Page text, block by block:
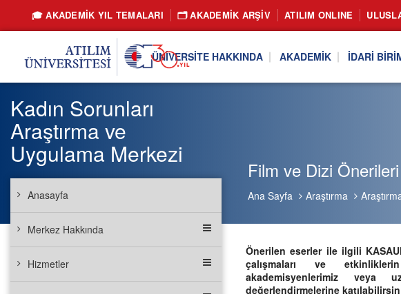
🎓 AKADEMİK YIL TEMALARI 🗂️ AKADEMIK ARŞIV ATILIM ONLINE
ÜNIVERSITE HAKKINDA AKADEMIK İDARI
Film ve Dizi Önerileri
Ana Sayfa Araştırma
Kadın Sorunları
Araştırma ve
Uygulama Merkezi
Anasayfa
Merkez Hakkında
Hizmetler
Önerilen eserler ile ilgili
çalışmaları ve
akademisyenlerimiz veya
değerlendirmelerine